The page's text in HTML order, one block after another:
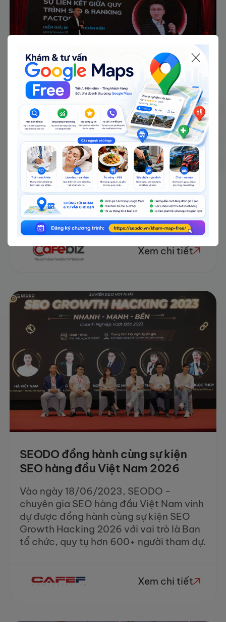
SEO Branding - Phương pháp SEO
"độc nhất" của SEODO
SEODO - công ty 100% tập trung dịch
vụ làm SEO đã áp dụng SEO Branding -
phương pháp phối hợp song song và
lồng ghép yếu tố xây dựng thương hiệu
vào trong quá trình triển khai dự án tối
ưu hóa công cụ tìm kiếm.
Xem chi tiết
SEODO đồng hành cùng sự kiện
SEO hàng đầu Việt Nam 2026
Vào ngày 18/06/2023, SEODO -
chuyên gia SEO hàng đầu Việt Nam vinh
dự được đồng hành cùng sự kiện SEO
Growth Hacking 2026 với vai trò là Ban
tổ chức, quy tụ hơn 600+ người tham dự.
Xem chi tiết